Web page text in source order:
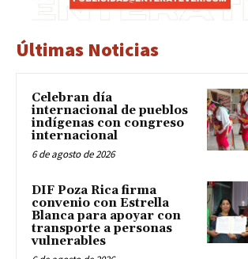
Últimas Noticias
Celebran día
internacional de pueblos
indígenas con congreso
internacional
6 de agosto de 2026
DIF Poza Rica firma
convenio con Estrella
Blanca para apoyar con
transporte a personas
vulnerables